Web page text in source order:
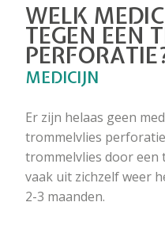
WELK
TEGEN EEN
MEDICIJN
Er zijn helaas geen
trommelvlies
trommelvlies door een
vaak uit zichzelf weer
2-3 maanden.